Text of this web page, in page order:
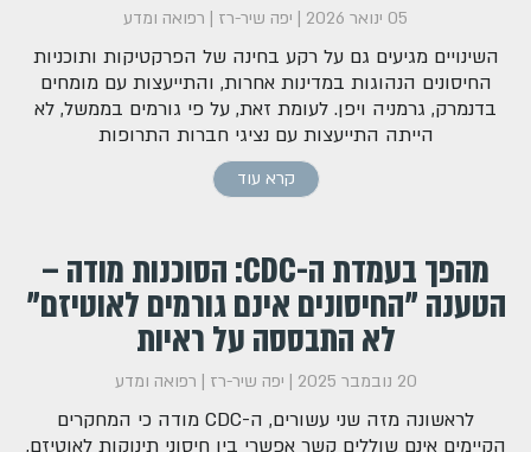
05 ינואר 2026 | יפה שיר-רז | רפואה ומדע
השינויים מגיעים גם על רקע בחינה של הפרקטיקות ותוכניות
החיסונים הנהוגות במדינות אחרות, והתייעצות עם מומחים
בדנמרק, גרמניה ויפן. לעומת זאת, על פי גורמים בממשל, לא
הייתה התייעצות עם נציגי חברות התרופות
קרא עוד
מהפך בעמדת ה-CDC: הסוכנות מודה –
הטענה "החיסונים אינם גורמים לאוטיזם"
לא התבססה על ראיות
20 נובמבר 2025 | יפה שיר-רז | רפואה ומדע
לראשונה מזה שני עשורים, ה-CDC מודה כי המחקרים
הקיימים אינם שוללים קשר אפשרי בין חיסוני תינוקות לאוטיזם,